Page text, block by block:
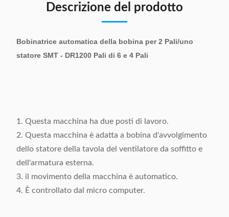
Descrizione del prodotto
Bobinatrice automatica della bobina per 2 Pali/uno
statore SMT - DR1200 Pali di 6 e 4 Pali
1. Questa macchina ha due posti di lavoro.
2. Questa macchina è adatta a bobina d'avvolgimento
dello statore della tavola del ventilatore da soffitto e
dell'armatura esterna.
3. il movimento della macchina è automatico.
4. È controllato dal micro computer.